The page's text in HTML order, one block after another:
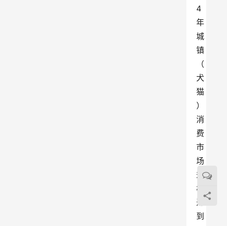
4
年
城
镇
（
犬
猫
）
消
费
市
场
规
模
达
到